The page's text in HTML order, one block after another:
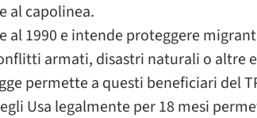
al capolinea.
al 1990 e intende proteggere
armati, disastri naturali o altre
permette a questi beneficiari del
Usa legalmente per 18 mesi